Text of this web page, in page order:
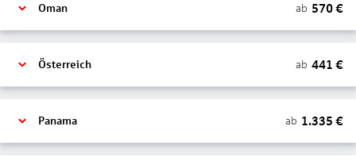
Oman ab 570€
Österreich ab 441 €
Panama ab 1.335 €